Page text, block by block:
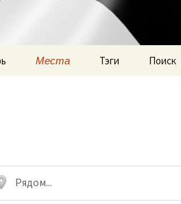
Места Тэги Поиск